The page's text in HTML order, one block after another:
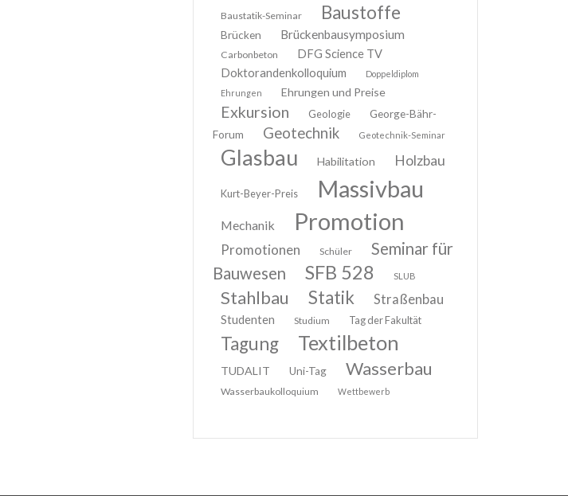
Baustatik-Seminar Baustoffe
Brücken Brückenbausymposium
Carbonbeton
DFG Science TV
Doktorandenkolloquium
Doppeldiplom
Ehrungen
Ehrungen und Preise
Exkursion Geologie
George-Bähr-
Forum
Geotechnik Geotechnik-Seminar
Glasbau Habilitation Holzbau
Kurt-Beyer-Preis Massivbau
Mechanik Promotion
Promotionen Schüler
Seminar für
Bauwesen
SFB 528 SLUB
Stahlbau Statik Straßenbau
Studenten Studium Tag der Fakultät
Tagung Textilbeton
TUDALIT Uni-Tag Wasserbau
Wasserbaukolloquium Wettbewerb